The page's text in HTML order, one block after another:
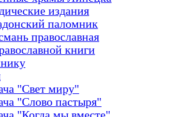
издания
паломник
православная
книги
"Свет миру"
"Слово пастыря"